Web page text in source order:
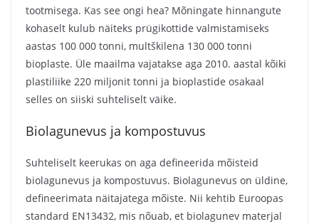
tootmisega. Kas see ongi hea? Mõningate hinnangute
kohaselt kulub näiteks prügikottide valmistamiseks
aastas 100 000 tonni, multškilena 130 000 tonni
bioplaste. Üle maailma vajatakse aga 2010. aastal kõiki
plastiliike 220 miljonit tonni ja bioplastide osakaal
selles on siiski suhteliselt väike.
Biolagunevus ja kompostuvus
Suhteliselt keerukas on aga defineerida mõisteid
biolagunevus ja kompostuvus. Biolagunevus on üldine,
defineerimata näitajatega mõiste. Nii kehtib Euroopas
standard EN13432, mis nõuab, et biolagunev materjal